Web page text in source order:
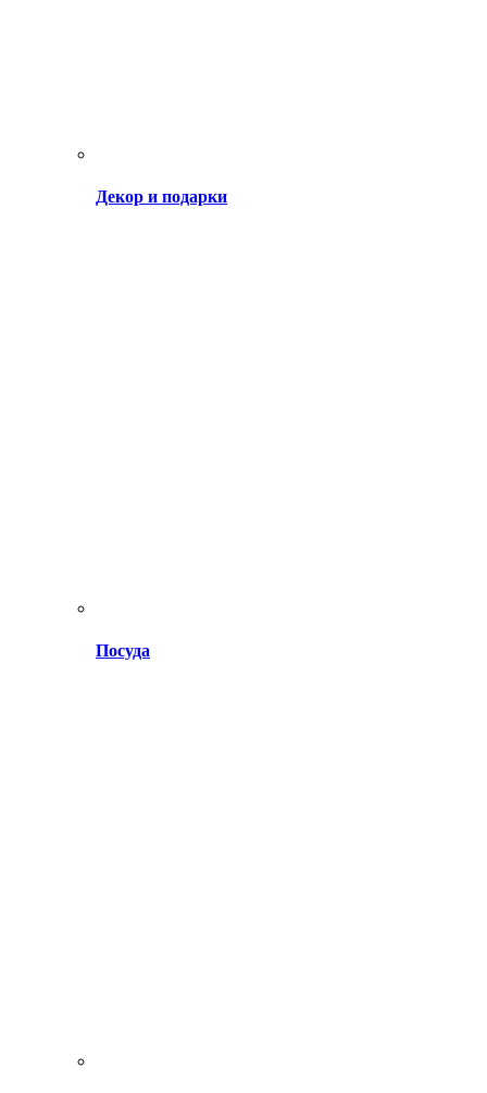
Декор и подарки
Посуда